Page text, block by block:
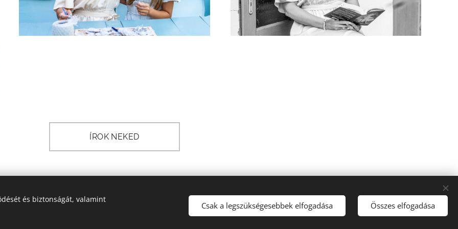
ÍROK NEKED
A képek és tartalmak (teljes weboldal) szerzői jogi védelem alatt állnak,
és biztonságát, valamint
Csak a legszükségesebbek elfogadása Összes elfogadása